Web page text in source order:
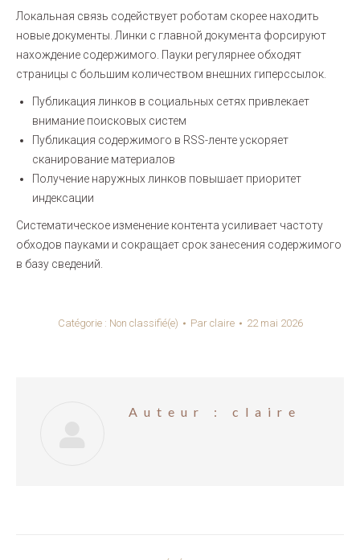
Локальная связь содействует роботам скорее находить
новые документы. Линки с главной документа форсируют
нахождение содержимого. Пауки регулярнее обходят
страницы с большим количеством внешних гиперссылок.
Публикация линков в социальных сетях привлекает
внимание поисковых систем
Публикация содержимого в RSS-ленте ускоряет
сканирование материалов
Получение наружных линков повышает приоритет
индексации
Систематическое изменение контента усиливает частоту
обходов пауками и сокращает срок занесения содержимого
в базу сведений.
Catégorie : Non classifié(e) Par claire 22 mai 2026
Auteur : claire